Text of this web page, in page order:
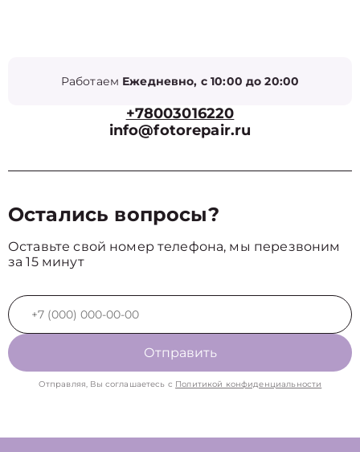
Работаем Ежедневно, с 10:00 до 20:00
+78003016220
info@fotorepair.ru
Остались вопросы?
Оставьте свой номер телефона, мы перезвоним
за 15 минут
Отправить
Отправляя, Вы соглашаетесь с Политикой конфиденциальности